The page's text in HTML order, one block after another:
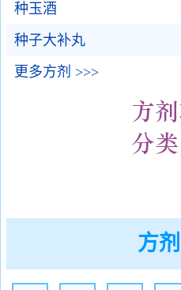
种玉酒
种子大补丸
更多方剂 >>>
方